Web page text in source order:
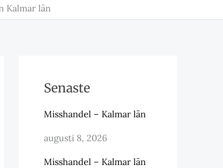
Kalmar län
Senaste
Misshandel – Kalmar län
augusti 8, 2026
Misshandel – Kalmar län